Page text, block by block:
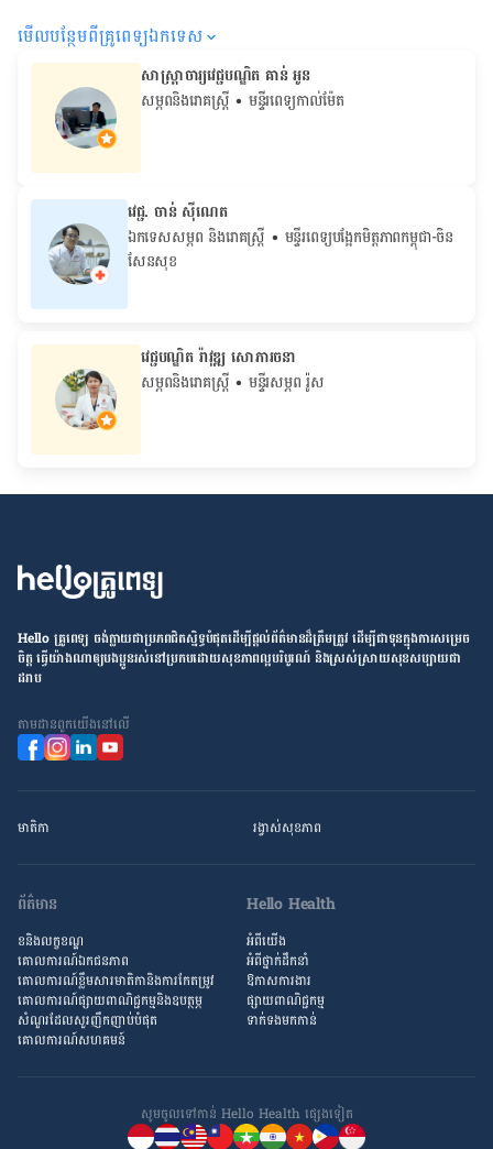
មើល​បន្ថែម​ពី​គ្រូពេទ្យ​ឯកទេស
សាស្ត្រាចារ្យវេជ្ជបណ្ឌិត គាន់ អូន
សម្ភពនិងរោគស្រ្តី • មន្ទីរពេទ្យកាល់ម៉ែត
វេជ្ជ. ចាន់ ស៊ីណេត
ឯកទេសសម្ភព និងរោគស្ត្រី • ម​ន្ទីរពេទ្យបង្អែកមិត្តភាពកម្ពុជា-ចិន
សែនសុខ
វេជ្ជបណ្ឌិត រ៉ាវុឌ្ឍ សោភារចនា
សម្ភពនិងរោគស្រ្តី • មន្ទីរសម្ភព រ៉ូស
Hello គ្រូពេទ្យ ​ចង់​ក្លាយ​ជា​ប្រភព​ជិតស្និទ្ធបំផុតដើម្បី​ផ្ដល់​ព័ត៌មាន​ដ៏​ត្រឹមត្រូវ​ ដើម្បី​ជា​ទុន​ក្នុង​ការ​សម្រេច​
ចិត្ត ធ្វើ​យ៉ាង​ណា​ឲ្យ​បងប្អូន​រស់នៅ​ប្រកប​ដោយ​សុខភាព​ល្អ​បរិបូរណ៍ និង​ស្រស់ស្រាយ​សុខសប្បាយ​ជា​
ដរាប
តាម​ដាន​ពួក​យើង​នៅ​លើ
មាតិកា រង្វាស់​សុខភាព
ព័ត៌មាន
ខនិងលក្ខខណ្ឌ
គោលការណ៍ឯកជនភាព
គោលការណ៍​ខ្លឹម​សារ​មាតិកា​និង​ការ​កែតម្រូវ
គោលការណ៍ផ្សាយពាណិជ្ជកម្មនិងឧបត្ថម្ភ
សំណួរ​ដែល​សួរ​ញឹកញាប់​បំផុត
គោលការណ៍​សហគមន៍
Hello Health
អំពីយើង
អំពី​ថ្នាក់ដឹកនាំ
ឱកាស​ការងារ
ផ្សាយពាណិជ្ជកម្ម
ទាក់ទងមកកាន់
សូមចូល​ទៅកាន់ Hello Health ផ្សេង​ទៀត